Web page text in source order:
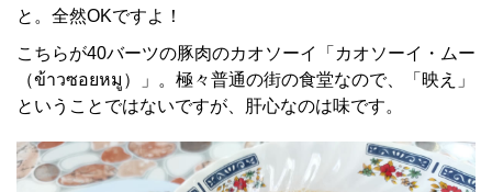
と。全然OKですよ！
こちらが40バーツの豚肉のカオソーイ「カオソーイ・ムー
（ข้าวซอยหมู）」。極々普通の街の食堂なので、「映え」
ということではないですが、肝心なのは味です。